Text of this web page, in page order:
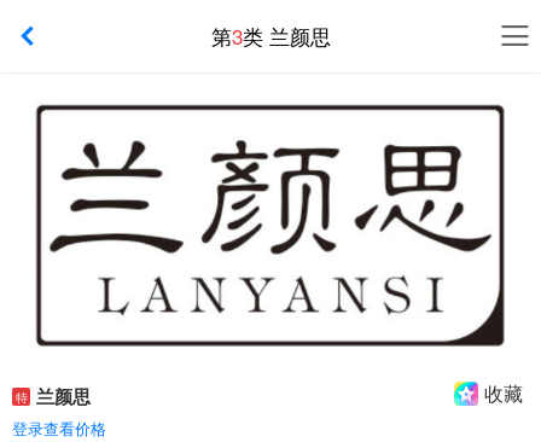
第3类 兰颜思
特 兰颜思 收藏
登录查看价格